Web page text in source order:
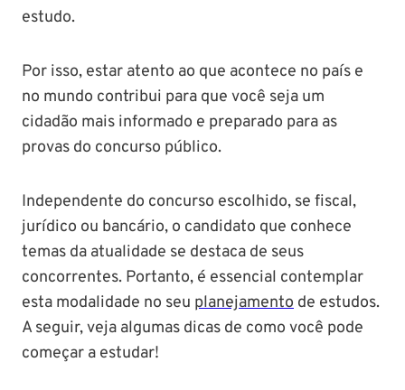
estudo.
Por isso, estar atento ao que acontece no país e
no mundo contribui para que você seja um
cidadão mais informado e preparado para as
provas do concurso público.
Independente do concurso escolhido, se fiscal,
jurídico ou bancário, o candidato que conhece
temas da atualidade se destaca de seus
concorrentes. Portanto, é essencial contemplar
esta modalidade no seu planejamento de estudos.
A seguir, veja algumas dicas de como você pode
começar a estudar!